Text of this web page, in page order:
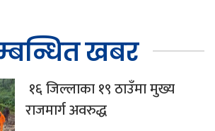
खबर
१६ जिल्लाका १९ ठाउँमा मुख्य
राजमार्ग अवरुद्ध